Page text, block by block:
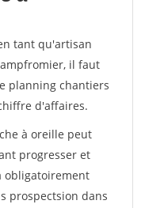
tant qu'artisan
il faut
planning chantiers
d'affaires.
à oreille peut
progresser et
obligatoirement
prospectsion dans